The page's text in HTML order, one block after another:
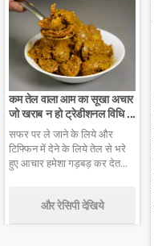
कम तेल वाला आम का सूखा अचार
जो खराब न हो ट्रेडीशनल विधि ...
सफर पर ले जाने के लिये और
टिफ्फिन में देने के लिये तेल से भरे
हुए आचार हमेशा गड़बड़ कर देत...
और रेसिपी देखिये